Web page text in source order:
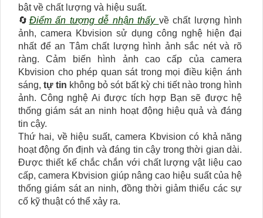
bật về chất lượng và hiệu suất.
🔄 Điểm ấn tượng dễ nhận thấy về chất lượng hình
ảnh, camera Kbvision sử dụng công nghệ hiện đại
nhất để an Tâm chất lượng hình ảnh sắc nét và rõ
ràng. Cảm biến hình ảnh cao cấp của camera
Kbvision cho phép quan sát trong mọi điều kiện ánh
sáng,tự tin không bỏ sót bất kỳ chi tiết nào trong hình
ảnh. Công nghệ Ai được tích hợp Bạn sẽ được hệ
thống giám sát an ninh hoạt động hiệu quả và đáng
tin cậy.
Thứ hai, về hiệu suất, camera Kbvision có khả năng
hoạt động ổn định và đáng tin cậy trong thời gian dài.
Được thiết kế chắc chắn với chất lượng vật liệu cao
cấp, camera Kbvision giúp nâng cao hiệu suất của hệ
thống giám sát an ninh, đồng thời giảm thiểu các sự
cố kỹ thuật có thể xảy ra.